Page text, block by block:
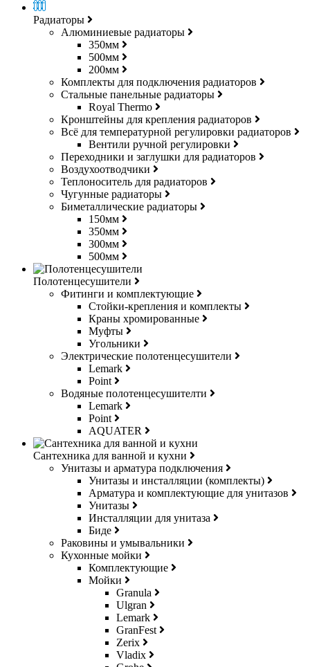
Радиаторы
Алюминиевые радиаторы
350мм
500мм
200мм
Комплекты для подключения радиаторов
Стальные панельные радиаторы
Royal Thermo
Кронштейны для крепления радиаторов
Всё для температурной регулировки радиаторов
Вентили ручной регулировки
Переходники и заглушки для радиаторов
Воздухоотводчики
Теплоноситель для радиаторов
Чугунные радиаторы
Биметаллические радиаторы
150мм
350мм
300мм
500мм
Полотенцесушители
Фитинги и комплектующие
Стойки-крепления и комплекты
Краны хромированные
Муфты
Угольники
Электрические полотенцесушители
Lemark
Point
Водяные полотенцесушителти
Lemark
Point
AQUATER
Сантехника для ванной и кухни
Унитазы и арматура подключения
Унитазы и инсталляции (комплекты)
Арматура и комплектующие для унитазов
Унитазы
Инсталляции для унитаза
Биде
Раковины и умывальники
Кухонные мойки
Комплектующие
Мойки
Granula
Ulgran
Lemark
GranFest
Zerix
Vladix